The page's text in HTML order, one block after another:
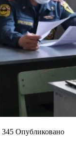
345 Опубликовано